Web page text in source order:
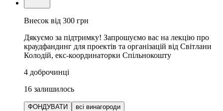
Внесок від 300 грн
Дякуємо за підтримку! Запрошуємо вас на лекцію про
краудфандинг для проектів та організацій від Світлани
Колодій, екс-координаторки Спільнокошту
4 доброчинці
16 залишилось
ФОНДУВАТИ всі винагороди